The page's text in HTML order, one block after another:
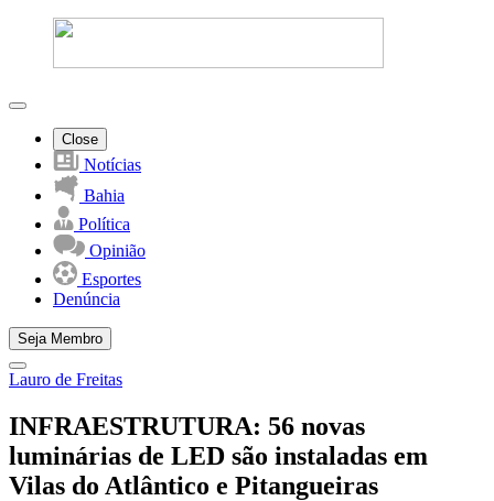
Close
Notícias
Bahia
Política
Opinião
Esportes
Denúncia
Seja Membro
Lauro de Freitas
INFRAESTRUTURA: 56 novas
luminárias de LED são instaladas em
Vilas do Atlântico e Pitangueiras